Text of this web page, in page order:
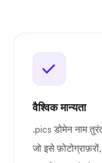
वैश्विक मान्यता
.pics डोमेन नाम
जो इसे